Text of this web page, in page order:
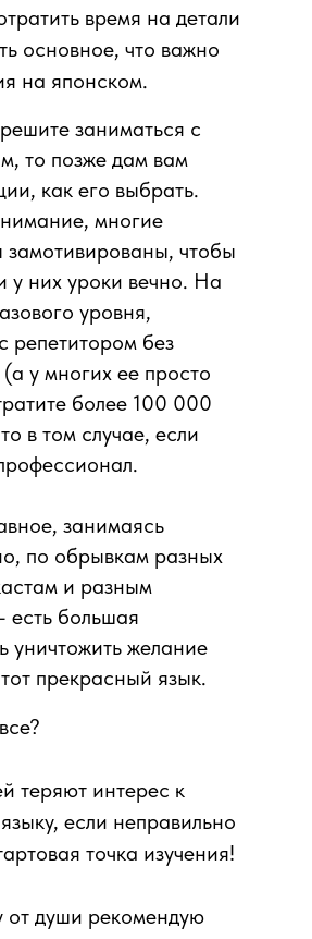
время на детали
основное, что важно
на японском.
заниматься с
то позже дам вам
как его выбрать.
многие
замотивированы, чтобы
у них уроки вечно. На
уровня,
репетитором без
у многих ее просто
более 100 000
в том случае, если
занимаясь
по обрывкам разных
и разным
есть большая
уничтожить желание
прекрасный язык.
теряют интерес к
если неправильно
точка изучения!
от души рекомендую